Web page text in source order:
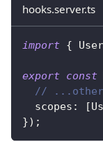
hooks.server.ts
import {
export const
// ...other
  scopes
: [
}) ;